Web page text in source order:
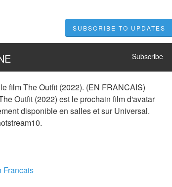
SUBSCRIBE TO UPDATES
Subscribe
film The Outfit (2022). (EN FRANCAIS)
Outfit (2022) est le prochain film d'avatar
disponible en salles et sur Universal.
Francais